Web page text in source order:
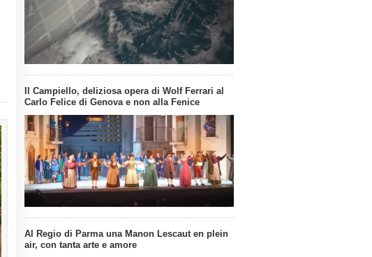
Il Campiello, deliziosa opera di Wolf Ferrari al
Carlo Felice di Genova e non alla Fenice
Al Regio di Parma una Manon Lescaut en plein
air, con tanta arte e amore